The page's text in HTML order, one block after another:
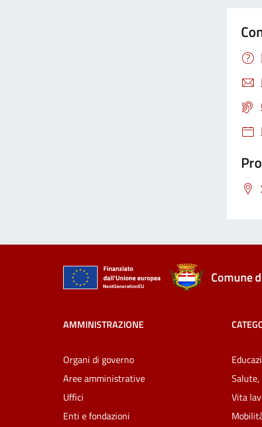
Comune
AMMINISTRAZIONE
Organi di governo
Aree amministrative
Uffici
Enti e fondazioni
Salute,
Vita